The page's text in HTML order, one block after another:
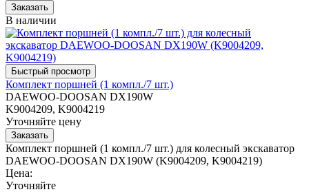
В наличии
Комплект поршней (1 компл./7 шт.)
DAEWOO-DOOSAN DX190W
K9004209, K9004219
Уточняйте цену
Комплект поршней (1 компл./7 шт.) для колесный экскаватор
DAEWOO-DOOSAN DX190W (K9004209, K9004219)
Цена:
Уточняйте